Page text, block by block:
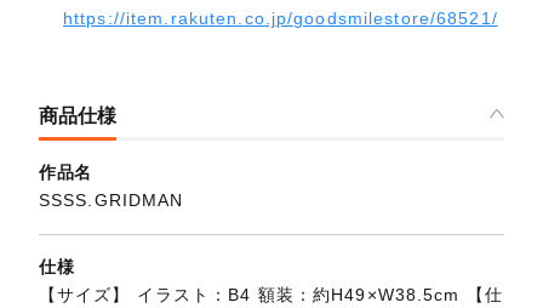
https://item.rakuten.co.jp/goodsmilestore/68521/
商品仕様
作品名
SSSS.GRIDMAN
仕様
【サイズ】 イラスト：B4 額装：約H49×W38.5cm 【仕